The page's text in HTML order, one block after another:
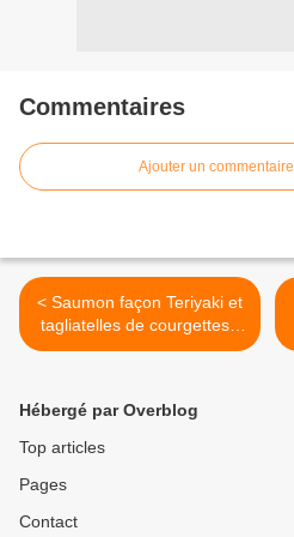
Commentaires
Ajouter un commentaire
< Saumon façon Teriyaki et
tagliatelles de courgettes -
cuisson au four
Hébergé par Overblog
Top articles
Pages
Contact